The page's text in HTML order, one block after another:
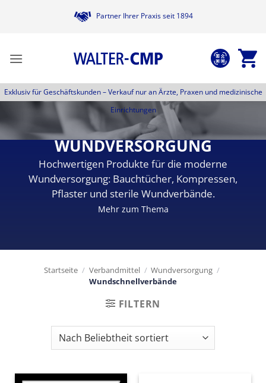
Partner Ihrer Praxis seit 1894
Exklusiv für Geschäftskunden –Verkauf nur an Ärzte, Praxen und medizinische
Einrichtungen
WUNDVERSORGUNG
Hochwertigen Produkte für die moderne
Wundversorgung: Bauchtücher, Kompressen,
Pflaster und sterile Wundverbände.
Mehr zum Thema
Startseite / Verbandmittel / Wundversorgung /
Wundschnellverbände
FILTERN